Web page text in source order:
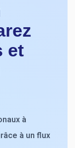
et
à
à un flux